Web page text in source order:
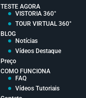
TESTE AGORA
VISTORIA 360°
TOUR VIRTUAL 360°
BLOG
Notícias
Vídeos Destaque
Preço
COMO FUNCIONA
FAQ
Vídeos Tutoriais